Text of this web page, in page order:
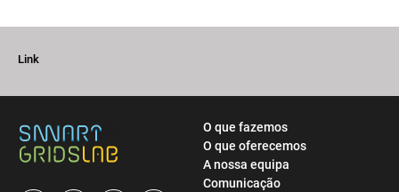
Link
O que fazemos
O que oferecemos
A nossa equipa
Comunicação